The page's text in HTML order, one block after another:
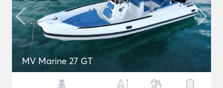
MV Marine 27 GT